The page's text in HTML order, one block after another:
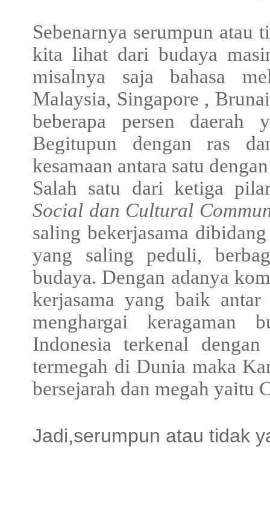
Sebenarnya serumpun atau
kita lihat dari budaya
misalnya saja bahasa
Malaysia, Singapore ,
beberapa persen daerah
Begitupun dengan ras
kesamaan antara satu
Salah satu dari ketiga
Social dan Cultural
saling bekerjasama
yang saling peduli,
budaya. Dengan adanya
kerjasama yang baik
menghargai keragaman
Indonesia terkenal
termegah di Dunia maka
bersejarah dan megah yaitu
Jadi,serumpun atau tidak